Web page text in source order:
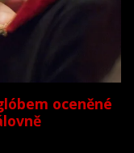
oceněné